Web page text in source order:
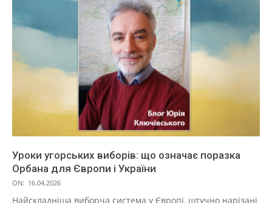
Уроки угорських виборів: що означає поразка
Орбана для Європи і України
ON: 16.04.2026
Найскладніша виборча система у Європі, штучно нарізані